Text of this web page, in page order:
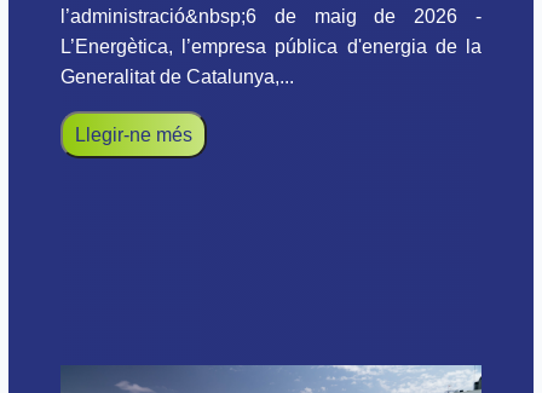
l’administració&nbsp;6 de maig de 2026 -
L’Energètica, l’empresa pública d'energia de la
Generalitat de Catalunya,...
Llegir-ne més